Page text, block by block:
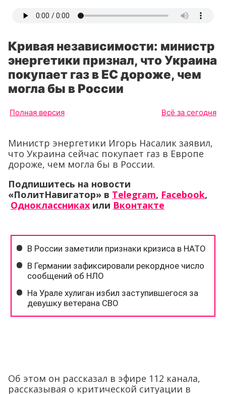
Кривая независимости: министр
энергетики признал, что Украина
покупает газ в ЕС дороже, чем
могла бы в России
Полная версия Всё за сегодня
Министр энергетики Игорь Насалик заявил,
что Украина сейчас покупает газ в Европе
дороже, чем могла бы в России.
Подпишитесь на новости
«ПолитНавигатор» в Telegram, Facebook,
Одноклассниках или Вконтакте
Об этом он рассказал в эфире 112 канала,
рассказывая о критической ситуации в